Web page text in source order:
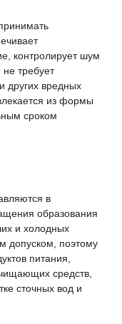
контролирует шум
требует
других вредных
из формы
сроком
в
образования
и холодных
допуском, поэтому
питания,
средств,
сточных вод и